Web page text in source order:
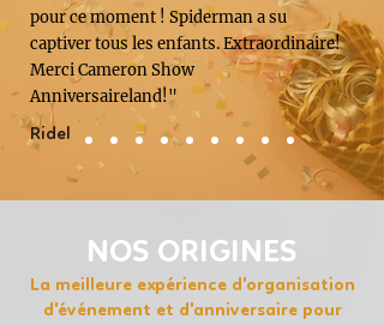
pour ce moment ! Spiderman a su
captiver tous les enfants. Extraordinaire!
Merci Cameron Show
Anniversaireland!"
Ridel
NOS ORIGINES
La meilleure expérience d'organisation
d'événement et d'anniversaire pour